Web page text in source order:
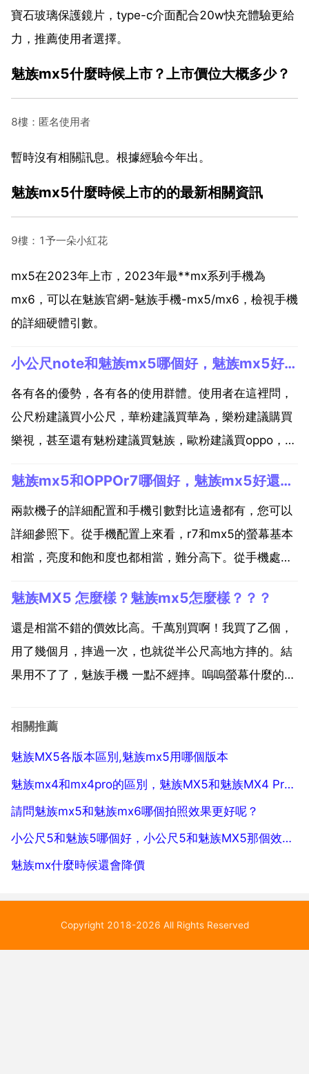
寶石玻璃保護鏡片，type-c介面配合20w快充體驗更給
力，推薦使用者選擇。
魅族mx5什麼時候上市？上市價位大概多少？
8樓：匿名使用者
暫時沒有相關訊息。根據經驗今年出。
魅族mx5什麼時候上市的的最新相關資訊
9樓：1予一朵小紅花
mx5在2023年上市，2023年最**mx系列手機為
mx6，可以在魅族官網-魅族手機-mx5/mx6，檢視手機
的詳細硬體引數。
小公尺note和魅族mx5哪個好，魅族mx5好還是小公尺note好？
各有各的優勢，各有各的使用群體。使用者在這裡問，
公尺粉建議買小公尺，華粉建議買華為，樂粉建議購買
樂視，甚至還有魅粉建議買魅族，歐粉建議買oppo，都
牌，公尺粉說華為不好，華粉說小公尺不好等。魚龍混
雜，都不可信。用小公尺手機出問題的使用者現身說法
說小公尺...
魅族mx5和OPPOr7哪個好，魅族mx5好還是OPPOr7好呀？
兩款機子的詳細配置和手機引數對比這邊都有，您可以
詳細參照下。從手機配置上來看，r7和mx5的螢幕基本
相當，亮度和飽和度也都相當，難分高下。從手機處理
好於r7的聯發科 mt6752，玩遊戲的話考慮mx5更合
適。從手機拍照來看，mx5是2...
魅族MX5 怎麼樣？魅族mx5怎麼樣？？？
還是相當不錯的價效比高。千萬別買啊！我買了乙個，
用了幾個月，摔過一次，也就從半公尺高地方摔的。結
果用不了了，魅族手機 一點不經摔。嗚嗚螢幕什麼的一
麼入手價值的，如果一定要考慮魅族的話，可以等pro 6
相關推薦
魅族MX5各版本區別,魅族mx5用哪個版本
魅族mx4和mx4pro的區別，魅族MX5和魅族MX4 Pro哪個好
請問魅族mx5和魅族mx6哪個拍照效果更好呢？
小公尺5和魅族5哪個好，小公尺5和魅族MX5那個效能好呢
魅族mx什麼時候還會降價
Copyright 2018-2026 All Rights Reserved